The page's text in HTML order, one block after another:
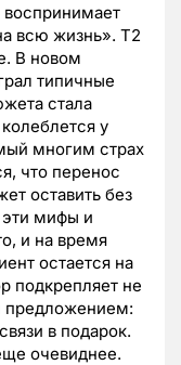
всю жизнь». Т2
В новом
типичные
стала
у
многим страх
что перенос
оставить без
эти мифы и
и на время
остается на
подкрепляет не
предложением:
в подарок.
очевиднее.